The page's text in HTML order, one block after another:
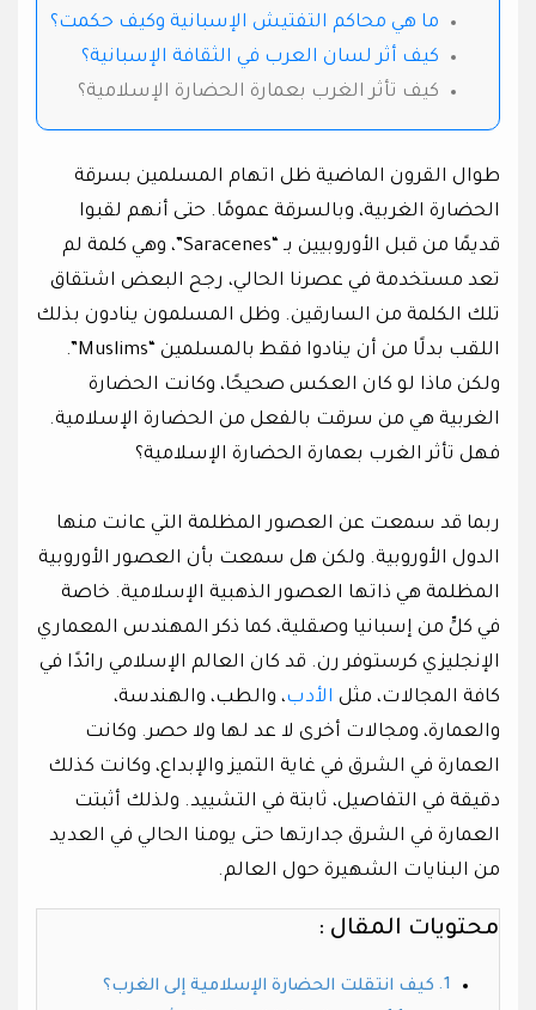
ما هي محاكم التفتيش الإسبانية وكيف حكمت؟
كيف أثر لسان العرب في الثقافة الإسبانية؟
كيف تأثر الغرب بعمارة الحضارة الإسلامية؟
طوال القرون الماضية ظل اتهام المسلمين بسرقة
الحضارة الغربية، وبالسرقة عمومًا. حتى أنهم لقبوا
قديمًا من قبل الأوروبيين بـ “Saracenes”، وهي كلمة لم
تعد مستخدمة في عصرنا الحالي، رجح البعض اشتقاق
تلك الكلمة من السارقين. وظل المسلمون ينادون بذلك
اللقب بدلًا من أن ينادوا فقط بالمسلمين “Muslims”.
ولكن ماذا لو كان العكس صحيحًا، وكانت الحضارة
الغربية هي من سرقت بالفعل من الحضارة الإسلامية.
فهل تأثر الغرب بعمارة الحضارة الإسلامية؟
ربما قد سمعت عن العصور المظلمة التي عانت منها
الدول الأوروبية. ولكن هل سمعت بأن العصور الأوروبية
المظلمة هي ذاتها العصور الذهبية الإسلامية. خاصة
في كلٍّ من إسبانيا وصقلية، كما ذكر المهندس المعماري
الإنجليزي كرستوفر رن. قد كان العالم الإسلامي رائدًا في
كافة المجالات، مثل الأدب، والطب، والهندسة،
والعمارة، ومجالات أخرى لا عد لها ولا حصر. وكانت
العمارة في الشرق في غاية التميز والإبداع، وكانت كذلك
دقيقة في التفاصيل، ثابتة في التشييد. ولذلك أثبتت
العمارة في الشرق جدارتها حتى يومنا الحالي في العديد
من البنايات الشهيرة حول العالم.
محتويات المقال :
كيف انتقلت الحضارة الإسلامية إلى الغرب؟